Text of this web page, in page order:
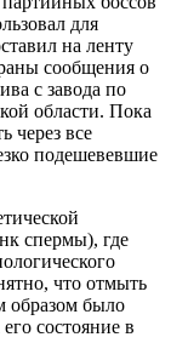
для
на ленту
сообщения о
с завода по
области. Пока
через все
подешевевшие
спермы), где
что отмыть
образом было
состояние в